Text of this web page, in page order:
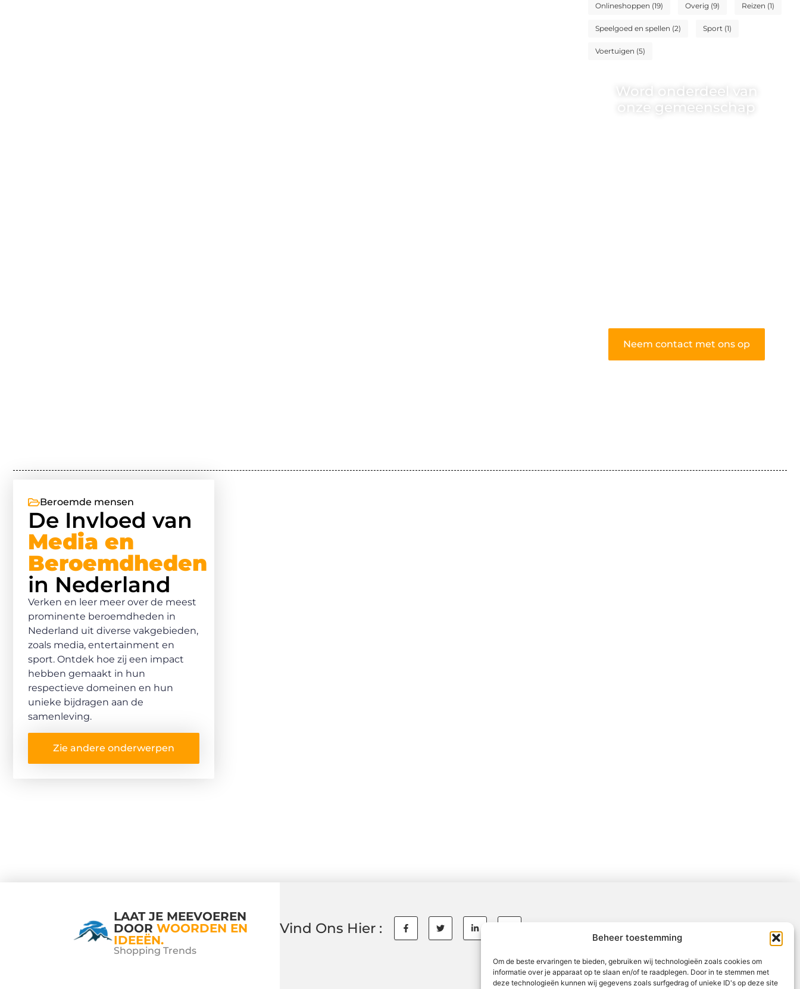
Beheer toestemming
Om de beste ervaringen te bieden, gebruiken wij technologieën zoals cookies om
informatie over je apparaat op te slaan en/of te raadplegen. Door in te stemmen met
deze technologieën kunnen wij gegevens zoals surfgedrag of unieke ID's op deze site
Onlineshoppen (19) Overig (9) Reizen (1)
Speelgoed en spellen (2) Sport (1)
Voertuigen (5)
Word onderdeel van
onze gemeenschap
Neem contact met ons op
Beroemde mensen
De Invloed van
Media en
Beroemdheden
in Nederland
Verken en leer meer over de meest
prominente beroemdheden in
Nederland uit diverse vakgebieden,
zoals media, entertainment en
sport. Ontdek hoe zij een impact
hebben gemaakt in hun
respectieve domeinen en hun
unieke bijdragen aan de
samenleving.
Zie andere onderwerpen
LAAT JE MEEVOEREN
DOOR WOORDEN EN
IDEEËN.
Shopping Trends
Vind Ons Hier :